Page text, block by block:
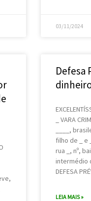
03/11/2024
Defesa
_ VARA
____,
filho de _ e
rua _, nº,
intermédio
DEFESA
LEIA MAIS »